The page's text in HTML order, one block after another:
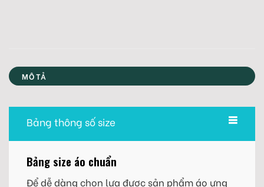
MÔ TẢ
Bảng thông số size
Bảng size áo chuẩn
Để dễ dàng chọn lựa được sản phẩm áo ưng